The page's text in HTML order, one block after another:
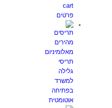
cart
פרטים